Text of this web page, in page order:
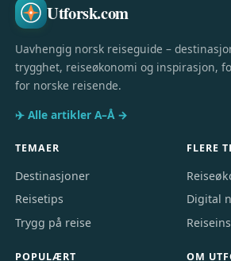
Utforsk.com
Uavhengig norsk reiseguide –
trygghet, reiseøkonomi og inspirasjon,
for norske reisende.
✈️ Alle artikler A–Å →
TEMAER
Destinasjoner
Reisetips
Trygg på reise
FLERE
Digital
POPULÆRT OM